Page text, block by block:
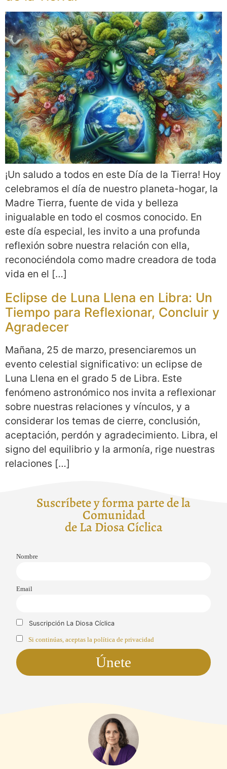
¡Un saludo a todos en este Día de la Tierra! Hoy
celebramos el día de nuestro planeta-hogar, la
Madre Tierra, fuente de vida y belleza
inigualable en todo el cosmos conocido. En
este día especial, les invito a una profunda
reflexión sobre nuestra relación con ella,
reconociéndola como madre creadora de toda
vida en el […]
Eclipse de Luna Llena en Libra: Un
Tiempo para Reflexionar, Concluir y
Agradecer
Mañana, 25 de marzo, presenciaremos un
evento celestial significativo: un eclipse de
Luna Llena en el grado 5 de Libra. Este
fenómeno astronómico nos invita a reflexionar
sobre nuestras relaciones y vínculos, y a
considerar los temas de cierre, conclusión,
aceptación, perdón y agradecimiento. Libra, el
signo del equilibrio y la armonía, rige nuestras
relaciones […]
Suscríbete y forma parte de la
Comunidad
de La Diosa Cíclica
Nombre
Email
Suscripción La Diosa Cíclica
Si continúas, aceptas la política de privacidad